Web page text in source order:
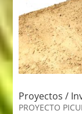
Proyectos /
PROYECTO